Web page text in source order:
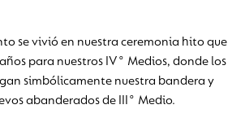
se vivió en nuestra ceremonia hito que
para nuestros IV° Medios, donde los
simbólicamente nuestra bandera y
abanderados de III° Medio.